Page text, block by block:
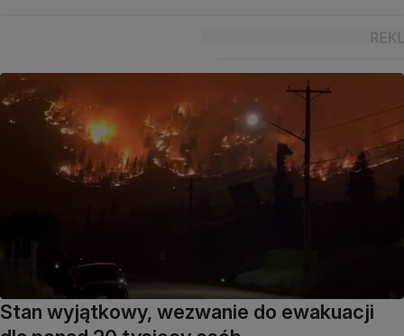
Stan wyjątkowy, wezwanie do ewakuacji